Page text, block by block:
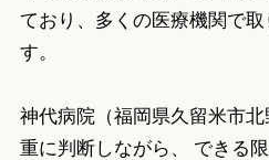
ており、多くの医療機関で
す。
神代病院（福岡県久留米市
重に判断しながら、 できる